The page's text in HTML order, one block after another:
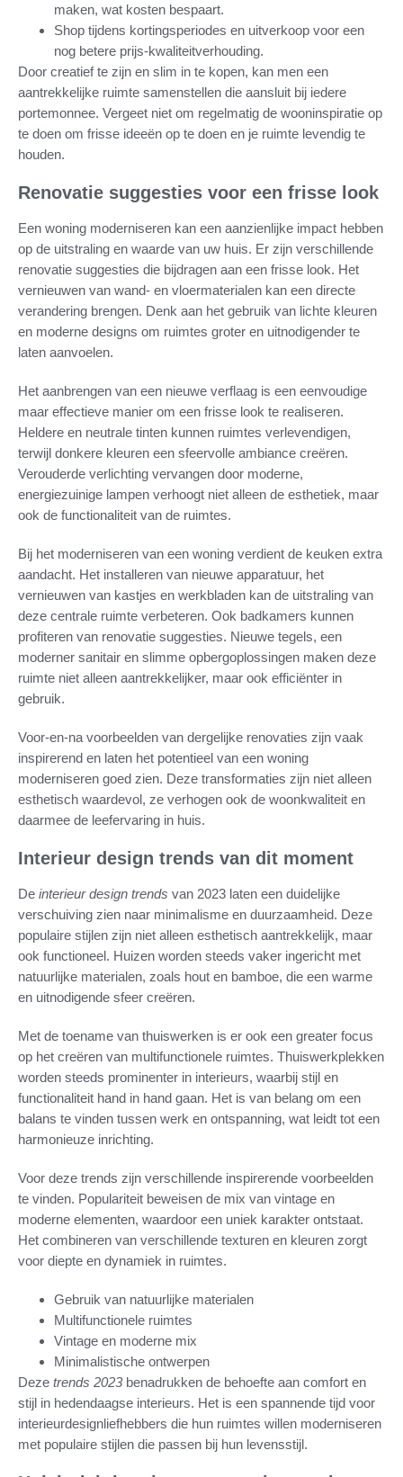
maken, wat kosten bespaart.
Shop tijdens kortingsperiodes en uitverkoop voor een
nog betere prijs-kwaliteitverhouding.
Door creatief te zijn en slim in te kopen, kan men een
aantrekkelijke ruimte samenstellen die aansluit bij iedere
portemonnee. Vergeet niet om regelmatig de wooninspiratie op
te doen om frisse ideeën op te doen en je ruimte levendig te
houden.
Renovatie suggesties voor een frisse look
Een woning moderniseren kan een aanzienlijke impact hebben
op de uitstraling en waarde van uw huis. Er zijn verschillende
renovatie suggesties die bijdragen aan een frisse look. Het
vernieuwen van wand- en vloermaterialen kan een directe
verandering brengen. Denk aan het gebruik van lichte kleuren
en moderne designs om ruimtes groter en uitnodigender te
laten aanvoelen.
Het aanbrengen van een nieuwe verflaag is een eenvoudige
maar effectieve manier om een frisse look te realiseren.
Heldere en neutrale tinten kunnen ruimtes verlevendigen,
terwijl donkere kleuren een sfeervolle ambiance creëren.
Verouderde verlichting vervangen door moderne,
energiezuinige lampen verhoogt niet alleen de esthetiek, maar
ook de functionaliteit van de ruimtes.
Bij het moderniseren van een woning verdient de keuken extra
aandacht. Het installeren van nieuwe apparatuur, het
vernieuwen van kastjes en werkbladen kan de uitstraling van
deze centrale ruimte verbeteren. Ook badkamers kunnen
profiteren van renovatie suggesties. Nieuwe tegels, een
moderner sanitair en slimme opbergoplossingen maken deze
ruimte niet alleen aantrekkelijker, maar ook efficiënter in
gebruik.
Voor-en-na voorbeelden van dergelijke renovaties zijn vaak
inspirerend en laten het potentieel van een woning
moderniseren goed zien. Deze transformaties zijn niet alleen
esthetisch waardevol, ze verhogen ook de woonkwaliteit en
daarmee de leefervaring in huis.
Interieur design trends van dit moment
De interieur design trends van 2023 laten een duidelijke
verschuiving zien naar minimalisme en duurzaamheid. Deze
populaire stijlen zijn niet alleen esthetisch aantrekkelijk, maar
ook functioneel. Huizen worden steeds vaker ingericht met
natuurlijke materialen, zoals hout en bamboe, die een warme
en uitnodigende sfeer creëren.
Met de toename van thuiswerken is er ook een greater focus
op het creëren van multifunctionele ruimtes. Thuiswerkplekken
worden steeds prominenter in interieurs, waarbij stijl en
functionaliteit hand in hand gaan. Het is van belang om een
balans te vinden tussen werk en ontspanning, wat leidt tot een
harmonieuze inrichting.
Voor deze trends zijn verschillende inspirerende voorbeelden
te vinden. Populariteit beweisen de mix van vintage en
moderne elementen, waardoor een uniek karakter ontstaat.
Het combineren van verschillende texturen en kleuren zorgt
voor diepte en dynamiek in ruimtes.
Gebruik van natuurlijke materialen
Multifunctionele ruimtes
Vintage en moderne mix
Minimalistische ontwerpen
Deze trends 2023benadrukken de behoefte aan comfort en
stijl in hedendaagse interieurs. Het is een spannende tijd voor
interieurdesignliefhebbers die hun ruimtes willen moderniseren
met populaire stijlen die passen bij hun levensstijl.